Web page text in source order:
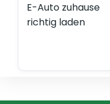
E-Auto zuhause
richtig laden